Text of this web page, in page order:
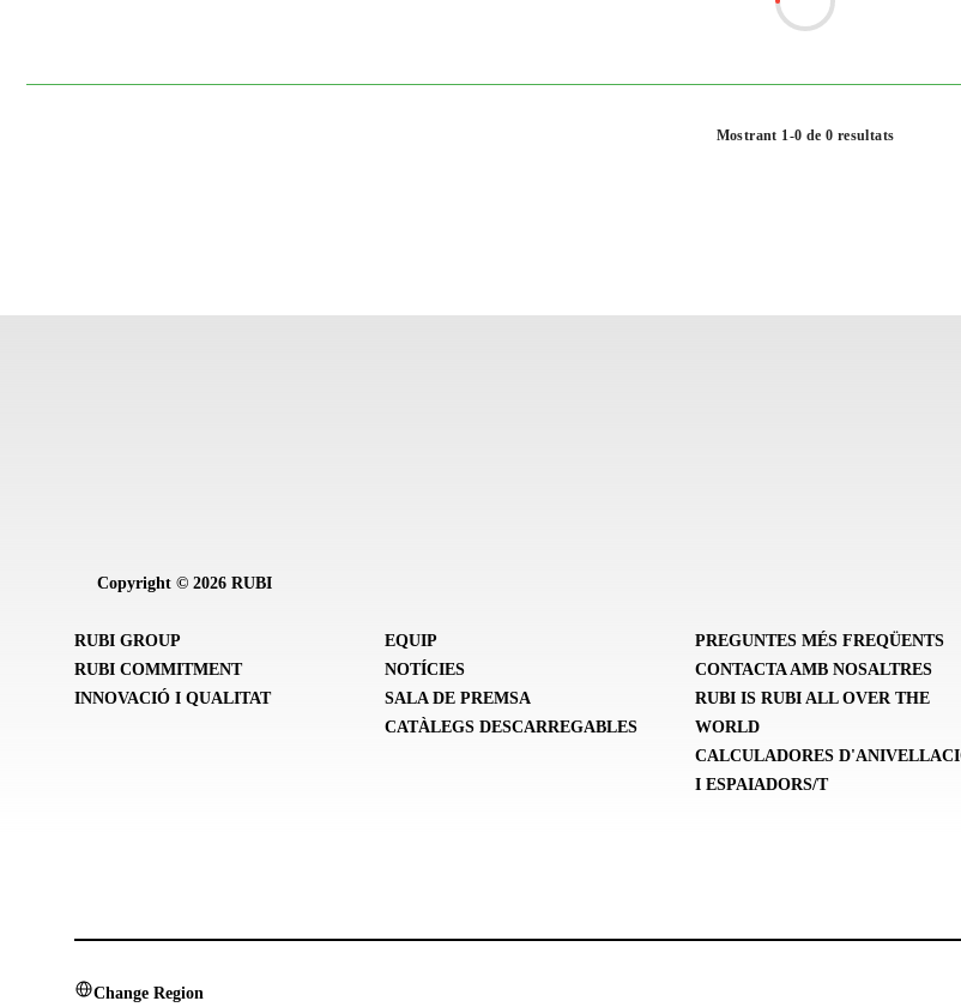
Mostrant 1-0 de 0 resultats
Copyright © 2026 RUBI
RUBI GROUP
RUBI COMMITMENT
INNOVACIÓ I QUALITAT
EQUIP
NOTÍCIES
SALA DE PREMSA
CATÀLEGS DESCARREGABLES
PREGUNTES MÉS FREQÜENTS
CONTACTA AMB NOSALTRES
RUBI IS RUBI ALL OVER THE
WORLD
CALCULADORES
I ESPAIADORS/T
Change Region